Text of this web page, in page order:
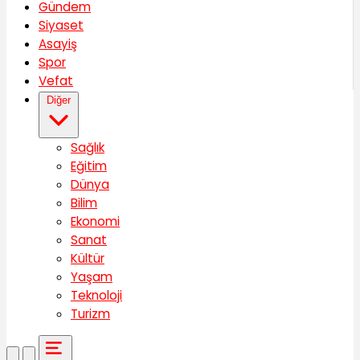
Gündem
Siyaset
Asayiş
Spor
Vefat
Diğer
Sağlık
Eğitim
Dünya
Bilim
Ekonomi
Sanat
Kültür
Yaşam
Teknoloji
Turizm